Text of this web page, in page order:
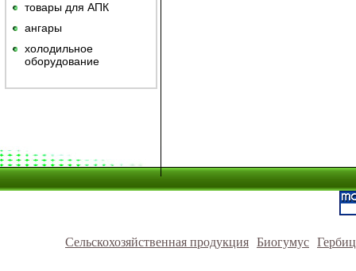
товары для АПК
ангары
холодильное
оборудование
Сельскохозяйственная продукция Биогумус